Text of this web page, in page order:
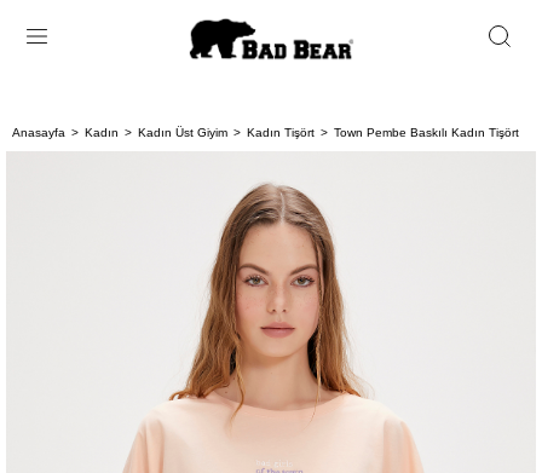
Anasayfa Kadın Kadın Üst Giyim Kadın Tişört Town Pembe Baskılı Kadın Tişört